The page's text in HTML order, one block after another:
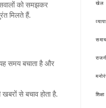
को समझकर
मिलते हैं.
समय बचाता है और
से बचाव होता है.
खेल
शिक्षा